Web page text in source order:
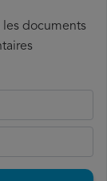
les documents